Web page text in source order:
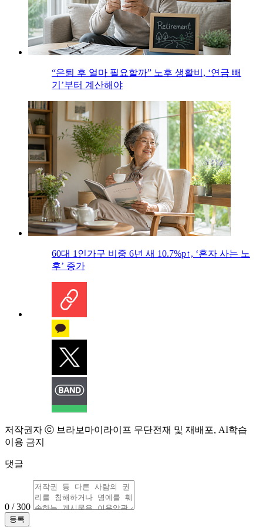
“은퇴 후 얼마 필요할까” 노후 생활비, ‘연금 빼
기’부터 계산해야
60대 1인가구 비중 6년 새 10.7%p↑, ‘혼자 사는 노
후’ 증가
저작권자 ⓒ 브라보마이라이프 무단전재 및 재배포, AI학습
이용 금지
댓글
0 / 300